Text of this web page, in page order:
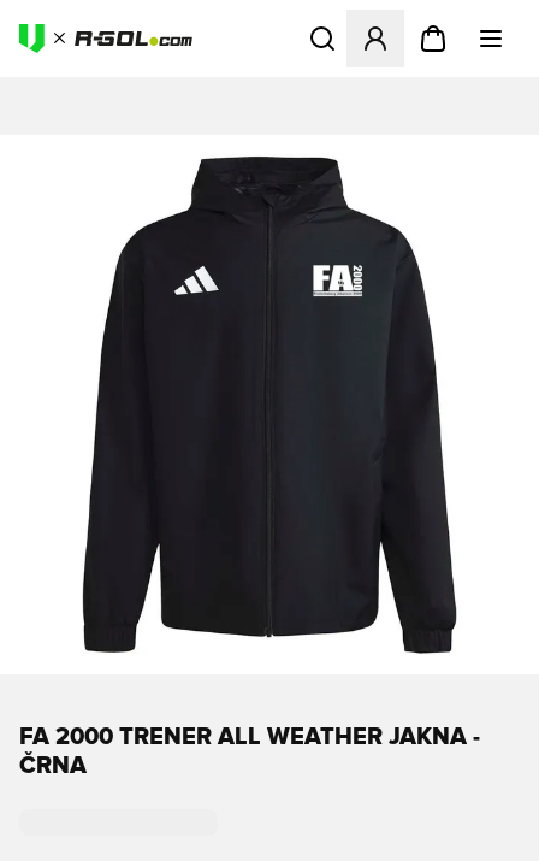
Odpre Modal za prijavo ali
FA 2000 TRENER ALL WEATHER JAKNA -
ČRNA